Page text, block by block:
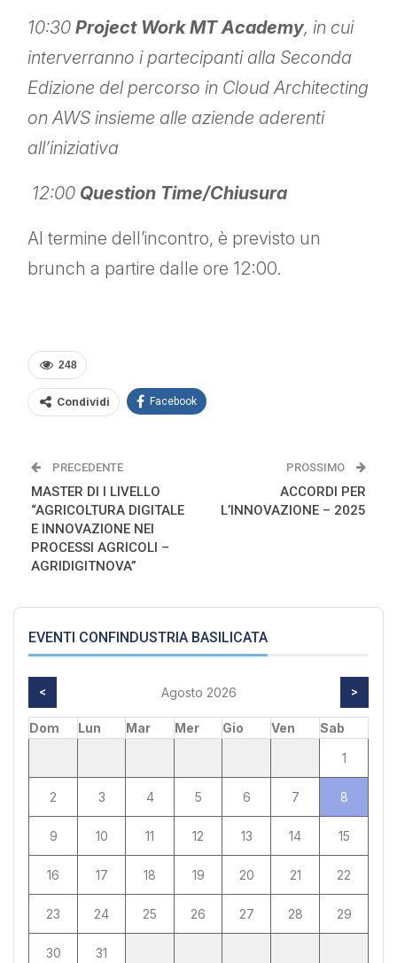
10:30 Project Work MT Academy, in cui
interverranno i partecipanti alla Seconda
Edizione del percorso in Cloud Architecting
on AWS insieme alle aziende aderenti
all’iniziativa
12:00 Question Time/Chiusura
Al termine dell’incontro, è previsto un
brunch a partire dalle ore 12:00.
248
Condividi Facebook
PRECEDENTE
MASTER DI I LIVELLO
“AGRICOLTURA DIGITALE
E INNOVAZIONE NEI
PROCESSI AGRICOLI –
AGRIDIGITNOVA”
PROSSIMO
ACCORDI PER
L’INNOVAZIONE – 2025
EVENTI CONFINDUSTRIA BASILICATA
< Agosto 2026 >
Dom Lun Mar Mer Gio Ven
Sab
1
2 3 4 5 6 7 8
9 10 11 12 13 14 15
16 17 18 19 20 21 22
23 24 25 26 27 28 29
30 31